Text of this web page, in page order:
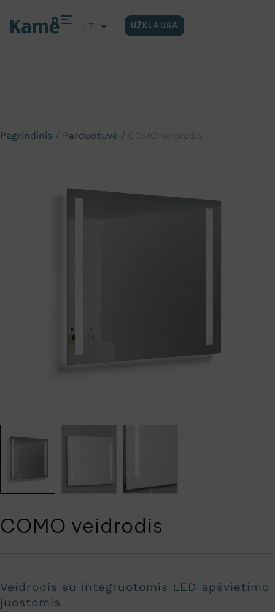
LT
EN UŽKLAUSA
Pagrindinis / Parduotuvė / COMO veidrodis
COMO veidrodis
Veidrodis su integruotomis LED apšvietimo
juostomis